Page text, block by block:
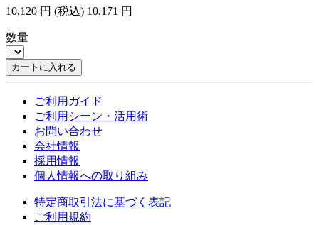
10,120 円 (税込) 10,171 円
数量
カートに入れる
ご利用ガイド
ご利用シーン・活用術
お問い合わせ
会社情報
採用情報
個人情報への取り組み
特定商取引法に基づく表記
ご利用規約